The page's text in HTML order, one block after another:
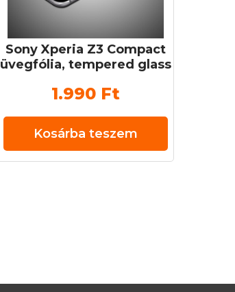
Sony Xperia Z3 Compact
üvegfólia, tempered glass
1.990 Ft
Kosárba teszem